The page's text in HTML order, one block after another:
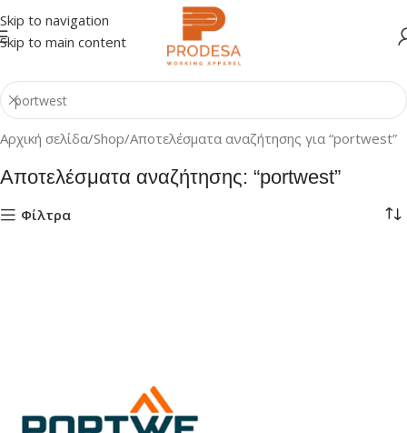
Skip to navigation
Skip to main content
Αρχική σελίδα Shop Αποτελέσματα αναζήτησης για “portwest”
Αποτελέσματα αναζήτησης: “portwest”
Φίλτρα